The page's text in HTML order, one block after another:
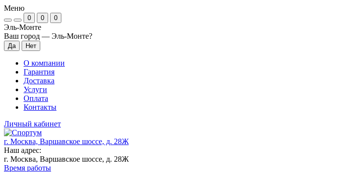
Меню
0 0 0
Эль-Монте
Ваш город — Эль-Монте?
О компании
Гарантия
Доставка
Услуги
Оплата
Контакты
Личный кабинет
г. Москва, Варшавское шоссе, д. 28Ж
Наш адрес:
г. Москва, Варшавское шоссе, д. 28Ж
Время работы